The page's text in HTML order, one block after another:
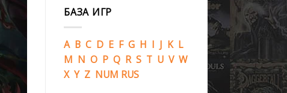
БАЗА ИГР
A B C D E F G H I J K L
M N O P Q R S T U V W
X Y Z NUM RUS